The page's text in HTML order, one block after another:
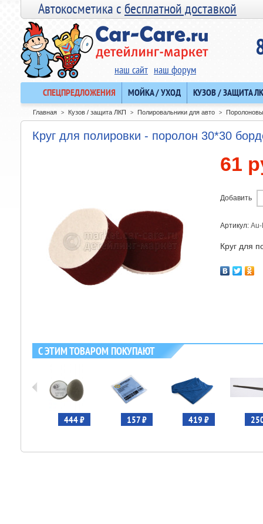
Автокосметика сбесплатной доставкой
наш сайт наш форум
СПЕЦПРЕДЛОЖЕНИЯ МОЙКА / УХОД КУЗОВ / ЗАЩИТА
Главная > Кузов / защита ЛКП > Полировальники для авто >
Круг для полировки - поролон 30*30
61
Добавить
Артикул:
Круг для
С ЭТИМ ТОВАРОМ ПОКУПАЮТ
444 ₽ 157 ₽ 419 ₽